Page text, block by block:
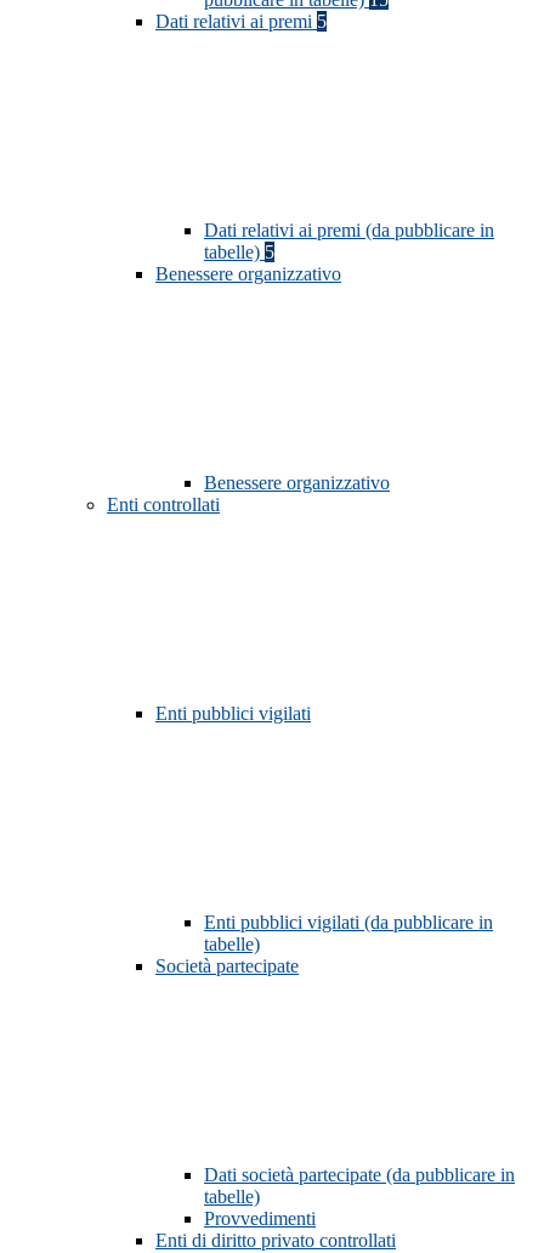
Dati relativi ai premi 5
Dati relativi ai premi (da pubblicare in
tabelle) 5
Benessere organizzativo
Benessere organizzativo
Enti controllati
Enti pubblici vigilati
Enti pubblici vigilati (da pubblicare in
tabelle)
Società partecipate
Dati società partecipate (da pubblicare in
tabelle)
Provvedimenti
Enti di diritto privato controllati